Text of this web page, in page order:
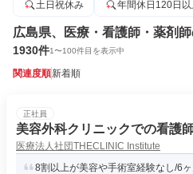
土日祝休み
年間休日120日以
広島県、医療・看護師・薬剤
1930件1〜100件目を表示中
関連度順新着順
正社員
美容外科クリニックでの看護
医療法人社団THECLINIC Institute
8割以上が美容や手術室経験なし/6